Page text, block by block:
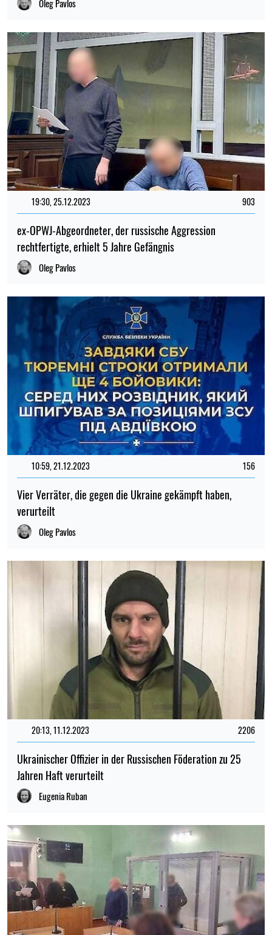
Oleg Pavlos
19:30, 25.12.2023 903
ex-OPWJ-Abgeordneter, der russische Aggression
rechtfertigte, erhielt 5 Jahre Gefängnis
Oleg Pavlos
10:59, 21.12.2023 156
Vier Verräter, die gegen die Ukraine gekämpft haben,
verurteilt
Oleg Pavlos
20:13, 11.12.2023 2206
Ukrainischer Offizier in der Russischen Föderation zu 25
Jahren Haft verurteilt
Eugenia Ruban